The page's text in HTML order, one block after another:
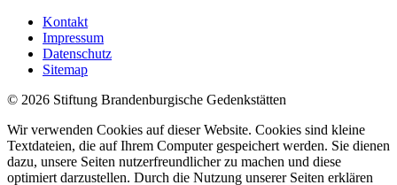
Kontakt
Impressum
Datenschutz
Sitemap
© 2026 Stiftung Brandenburgische Gedenkstätten
Wir verwenden Cookies auf dieser Website. Cookies sind kleine
Textdateien, die auf Ihrem Computer gespeichert werden. Sie dienen
dazu, unsere Seiten nutzerfreundlicher zu machen und diese
optimiert darzustellen. Durch die Nutzung unserer Seiten erklären